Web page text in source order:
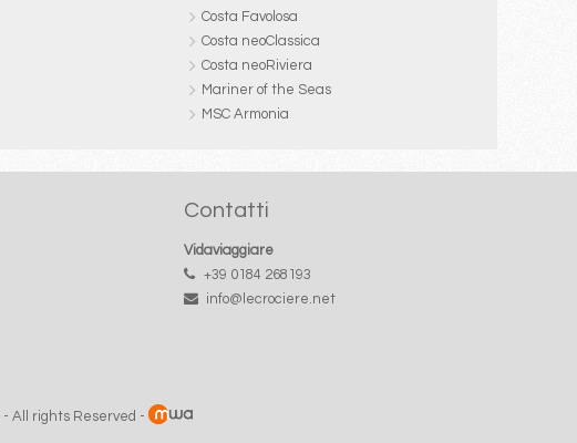
Costa Favolosa
Costa neoClassica
Costa neoRiviera
Mariner of the Seas
MSC Armonia
Contatti
Vidaviaggiare
+39 0184 268193
info@lecrociere.net
- All rights Reserved -